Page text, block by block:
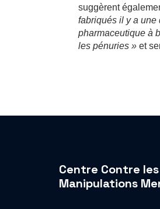
suggèrent
fabriqués il y a une
pharmaceutique à
les pénuries »et
Centre Contre les
Manipulations